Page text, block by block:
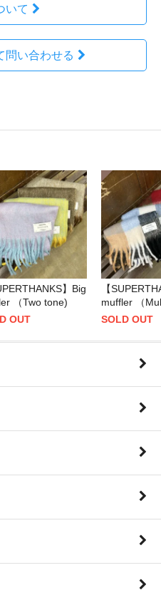
いて
問い合わせる
】Big
（Two tone)
OUT
【
muffler （
SOLD OUT